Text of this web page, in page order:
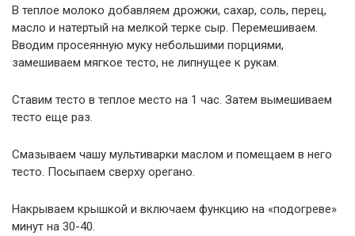
В теплое молоко добавляем дрожжи, сахар, соль, перец,
масло и натертый на мелкой терке сыр. Перемешиваем.
Вводим просеянную муку небольшими порциями,
замешиваем мягкое тесто, не липнущее к рукам.
Ставим тесто в теплое место на 1 час. Затем вымешиваем
тесто еще раз.
Смазываем чашу мультиварки маслом и помещаем в него
тесто. Посыпаем сверху орегано.
Накрываем крышкой и включаем функцию на «подогреве»
минут на 30-40.